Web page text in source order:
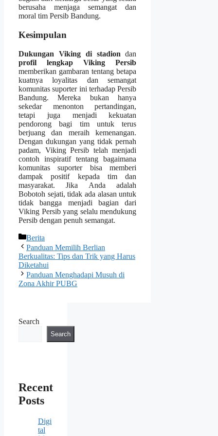
berusaha menjaga semangat dan
moral tim Persib Bandung.
Kesimpulan
Dukungan Viking di stadion dan
profil lengkap Viking Persib
memberikan gambaran tentang betapa
kuatnya loyalitas dan semangat
komunitas suporter ini terhadap Persib
Bandung. Mereka bukan hanya
sekedar menonton pertandingan,
tetapi juga menjadi kekuatan
pendorong bagi tim untuk terus
berjuang dan meraih kemenangan.
Dengan dukungan yang tidak pernah
padam, Viking Persib telah menjadi
contoh inspiratif tentang bagaimana
komunitas suporter bisa memberi
dampak positif kepada tim dan
masyarakat. Jika Anda adalah
Bobotoh sejati, tidak ada alasan untuk
tidak bangga menjadi bagian dari
Viking Persib yang selalu mendukung
Persib dengan penuh semangat.
Categories
Berita
Panduan Memilih Berlian
Berkualitas: Tips dan Trik yang Harus
Diketahui
Panduan Menghadapi Musuh di
Zona Akhir PUBG
Search
Search
Recent
Posts
Digi
tal